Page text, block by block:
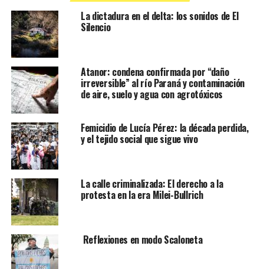
La dictadura en el delta: los sonidos de El
Silencio
Atanor: condena confirmada por “daño
irreversible” al río Paraná y contaminación
de aire, suelo y agua con agrotóxicos
Femicidio de Lucía Pérez: la década perdida,
y el tejido social que sigue vivo
La calle criminalizada: El derecho a la
protesta en la era Milei-Bullrich
Reflexiones en modo Scaloneta